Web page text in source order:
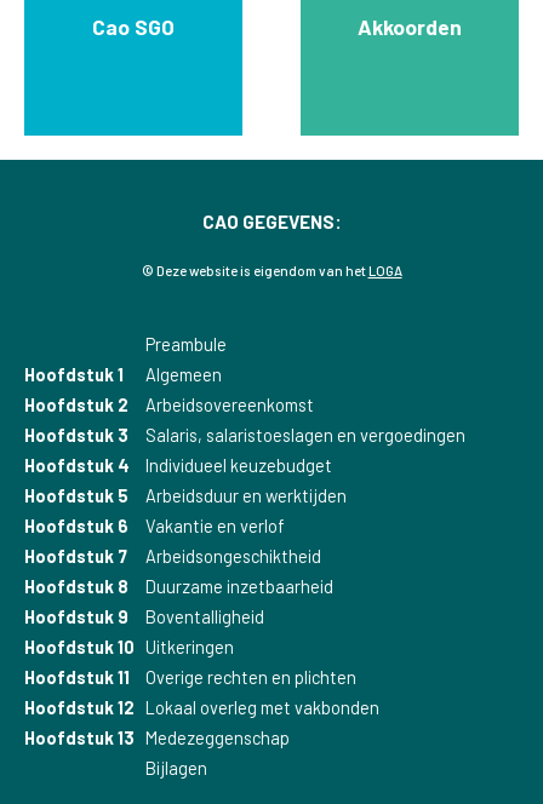
Cao SGO Akkoorden
CAO GEGEVENS:
© Deze website is eigendom van hetLOGA
Preambule
Hoofdstuk 1
Algemeen
Hoofdstuk 2
Arbeidsovereenkomst
Hoofdstuk 3
Salaris, salaristoeslagen en vergoedingen
Hoofdstuk 4
Individueel keuzebudget
Hoofdstuk 5
Arbeidsduur en werktijden
Hoofdstuk 6
Vakantie en verlof
Hoofdstuk 7
Arbeidsongeschiktheid
Hoofdstuk 8
Duurzame inzetbaarheid
Hoofdstuk 9
Boventalligheid
Hoofdstuk 10 Uitkeringen
Hoofdstuk 11
Overige rechten en plichten
Hoofdstuk 12 Lokaal overleg met vakbonden
Hoofdstuk 13 Medezeggenschap
Bijlagen